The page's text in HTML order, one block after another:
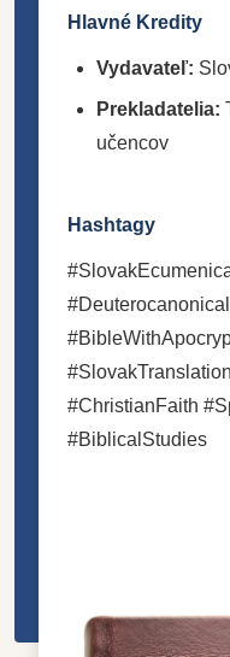
Hlavné Kredity
Vydavateľ:
Prekladatelia:
učencov
Hashtagy
#ChristianFaith
#BiblicalStudies